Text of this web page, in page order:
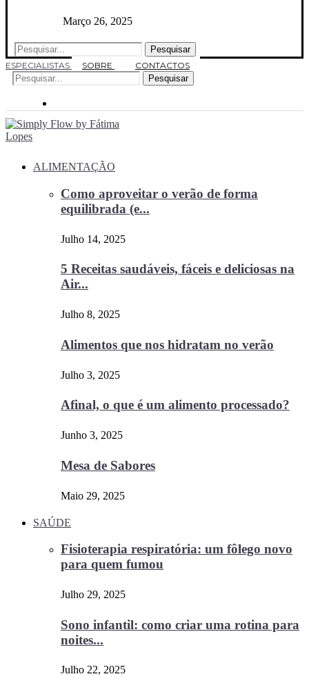
Março 26, 2025
Pesquisar
ESPECIALISTAS
SOBRE
CONTACTOS
Pesquisar
ALIMENTAÇÃO
Como aproveitar o verão de forma
equilibrada (e...
Julho 14, 2025
5 Receitas saudáveis, fáceis e deliciosas na
Air...
Julho 8, 2025
Alimentos que nos hidratam no verão
Julho 3, 2025
Afinal, o que é um alimento processado?
Junho 3, 2025
Mesa de Sabores
Maio 29, 2025
SAÚDE
Fisioterapia respiratória: um fôlego novo
para quem fumou
Julho 29, 2025
Sono infantil: como criar uma rotina para
noites...
Julho 22, 2025